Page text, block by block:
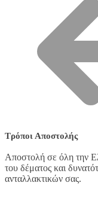
Τρόποι Αποστολής
Αποστολή σε όλη την
του δέματος και
ανταλλακτικών σας.